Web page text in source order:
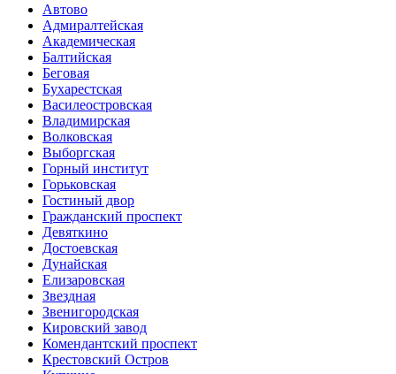
Автово
Адмиралтейская
Академическая
Балтийская
Беговая
Бухарестская
Василеостровская
Владимирская
Волковская
Выборгская
Горный институт
Горьковская
Гостиный двор
Гражданский проспект
Девяткино
Достоевская
Дунайская
Елизаровская
Звездная
Звенигородская
Кировский завод
Комендантский проспект
Крестовский Остров